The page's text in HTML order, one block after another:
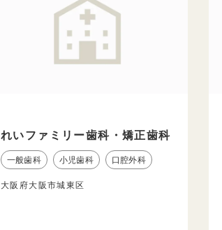
れいファミリー歯科・矯正歯科
一般歯科 小児歯科 口腔外科
大阪府大阪市城東区